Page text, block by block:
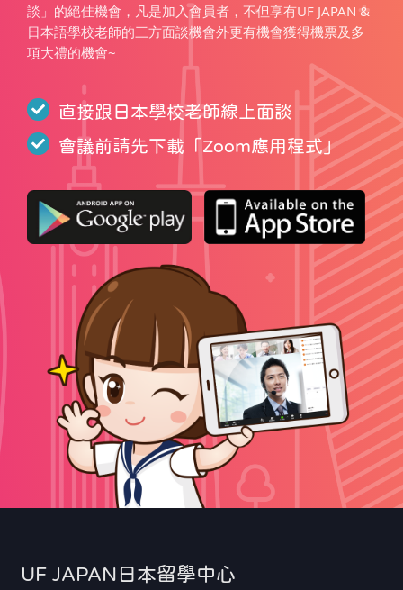
談」的絕佳機會，凡是加入會員者，不但享有UF JAPAN &
日本語學校老師的三方面談機會外更有機會獲得機票及多
項大禮的機會~
直接跟日本學校老師線上面談
會議前請先下載「 Zoom應用程式」
UF JAPAN日本留學中心